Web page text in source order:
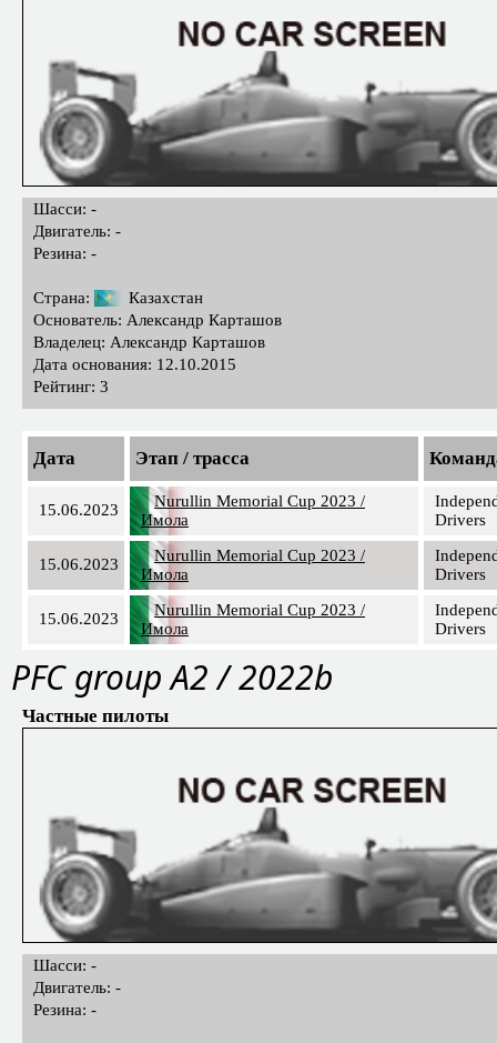
Шасси: -
Двигатель: -
Резина: -
Страна:
Казахстан
Основатель: Александр Карташов
Владелец: Александр Карташов
Дата основания: 12.10.2015
Рейтинг: 3
Дата Этап / трасса
15.06.2023
Nurullin Memorial Cup 2023 /
Имола
Drivers
15.06.2023
Nurullin Memorial Cup 2023 /
Имола
Drivers
15.06.2023
Nurullin Memorial Cup 2023 /
Имола
Drivers
PFС group A2 / 2022b
Частные пилоты
Шасси: -
Двигатель: -
Резина: -